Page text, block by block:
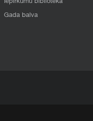
Iepirkumu bibliotēka
Gada balva